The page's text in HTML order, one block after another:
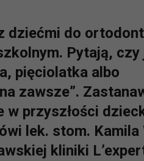
dziećmi do
Pytają, czy
pięciolatka albo
zawsze”.
w przyszłości
lek. stom. Kamila
kliniki